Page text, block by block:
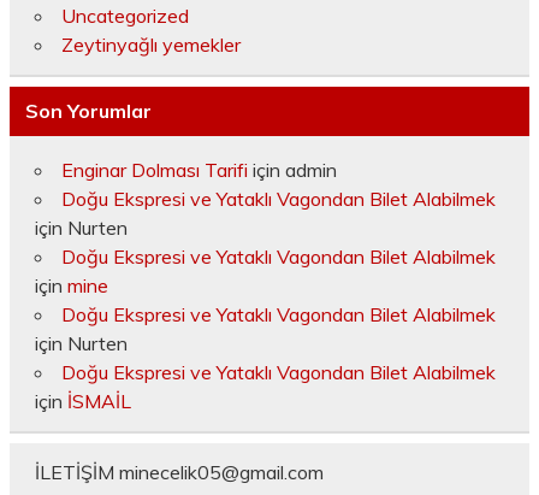
Uncategorized
Zeytinyağlı yemekler
Son Yorumlar
Enginar Dolması Tarifi için admin
Doğu Ekspresi ve Yataklı Vagondan Bilet Alabilmek
için Nurten
Doğu Ekspresi ve Yataklı Vagondan Bilet Alabilmek
için mine
Doğu Ekspresi ve Yataklı Vagondan Bilet Alabilmek
için Nurten
Doğu Ekspresi ve Yataklı Vagondan Bilet Alabilmek
için İSMAİL
İLETİŞİM minecelik05@gmail.com